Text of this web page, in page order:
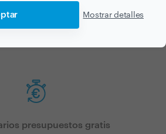
Mostrar detalles
sin compromiso
para contarnos lo que necesitas.
presupuestos gratis